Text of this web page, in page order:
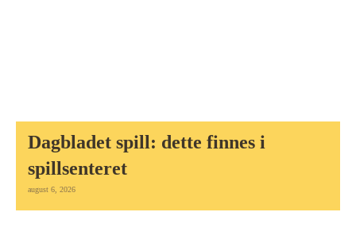
Dagbladet spill: dette finnes i
spillsenteret
august 6, 2026